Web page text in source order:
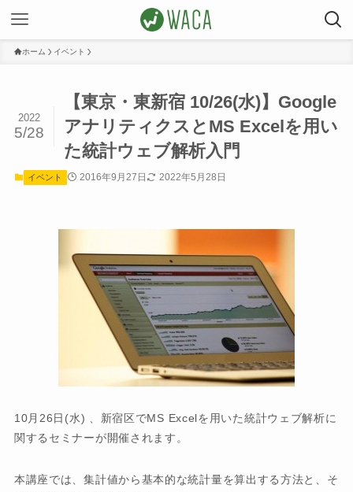
ホーム イベント
【東京・東新宿 10/26(水)】Google
アナリティクスとMS Excelを用い
た統計ウェブ解析入門
2022
5/28
イベント 2016年9月27日 2022年5月28日
10月26日(水) 、新宿区でMS Excelを用いた統計ウェブ解析に
関するセミナーが開催されます。
本講座では、集計値から基本的な統計量を算出する方法と、そ